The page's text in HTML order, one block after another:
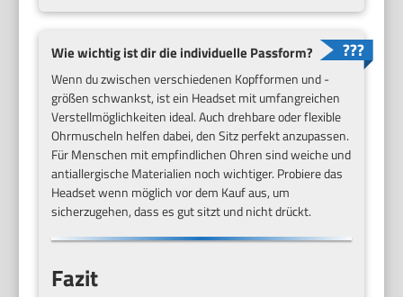
Wie wichtig ist dir die individuelle Passform?
Wenn du zwischen verschiedenen Kopfformen und -
größen schwankst, ist ein Headset mit umfangreichen
Verstellmöglichkeiten ideal. Auch drehbare oder flexible
Ohrmuscheln helfen dabei, den Sitz perfekt anzupassen.
Für Menschen mit empfindlichen Ohren sind weiche und
antiallergische Materialien noch wichtiger. Probiere das
Headset wenn möglich vor dem Kauf aus, um
sicherzugehen, dass es gut sitzt und nicht drückt.
Fazit